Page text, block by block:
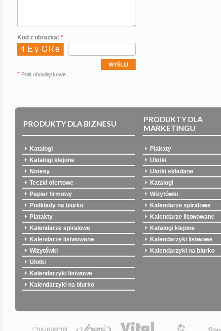
Kod z obrazka: *
* Pola obowiązkowe
PRODUKTY DLA BIZNESU
PRODUKTY DLA
MARKETINGU
Katalogi
Katalogi klejone
Notesy
Teczki ofertowe
Papier firmowy
Podkłady na biurko
Platakty
Kalendarze spiralowe
Kalendarze listwowane
Wizytówki
Ulotki
Kalendarzyki listwowe
Kalendarzyki na biurko
Plakaty
Ulotki
Ulotki składane
Katalogi
Wizytówki
Kalendarze spiralowe
Kalendarze listwowane
Katalogi klejone
Kalendarzyki listwowe
Kalendarzyki na biurko